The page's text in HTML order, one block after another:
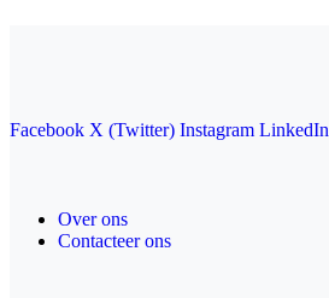
Facebook X (Twitter) Instagram LinkedIn
Over ons
Contacteer ons